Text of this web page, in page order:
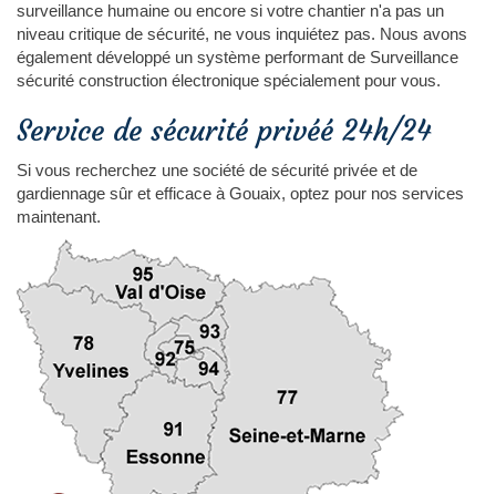
surveillance humaine ou encore si votre chantier n'a pas un
niveau critique de sécurité, ne vous inquiétez pas. Nous avons
également développé un système performant de Surveillance
sécurité construction électronique spécialement pour vous.
Service de sécurité privéé 24h/24
Si vous recherchez une société de sécurité privée et de
gardiennage sûr et efficace à Gouaix, optez pour nos services
maintenant.